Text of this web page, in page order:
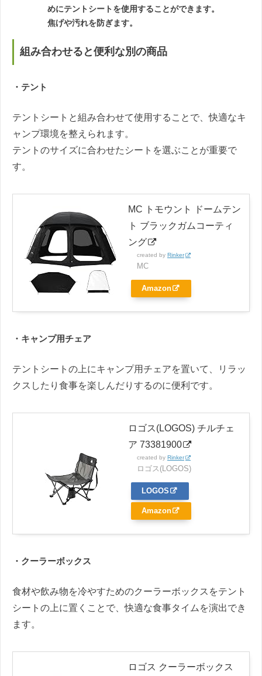
めにテントシートを使用することができます。
焦げや汚れを防ぎます。
組み合わせると便利な別の商品
・テント
テントシートと組み合わせて使用することで、快適なキ
ャンプ環境を整えられます。
テントのサイズに合わせたシートを選ぶことが重要で
す。
MC トモウント ドームテン
ト ブラックガムコーティ
ング
created by Rinker
MC
Amazon
・キャンプ用チェア
テントシートの上にキャンプ用チェアを置いて、リラッ
クスしたり食事を楽しんだりするのに便利です。
ロゴス(LOGOS) チルチェ
ア 73381900
created by Rinker
ロゴス(LOGOS)
LOGOS
Amazon
・クーラーボックス
食材や飲み物を冷やすためのクーラーボックスをテント
シートの上に置くことで、快適な食事タイムを演出でき
ます。
ロゴス クーラーボックス